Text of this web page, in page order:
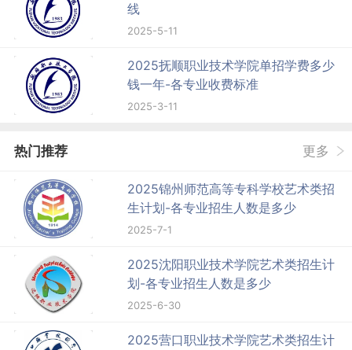
线
2025-5-11
2025抚顺职业技术学院单招学费多少
钱一年-各专业收费标准
2025-3-11
热门推荐 更多
2025锦州师范高等专科学校艺术类招
生计划-各专业招生人数是多少
2025-7-1
2025沈阳职业技术学院艺术类招生计
划-各专业招生人数是多少
2025-6-30
2025营口职业技术学院艺术类招生计